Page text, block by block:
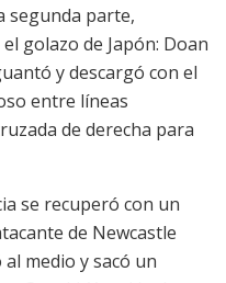
segunda parte,
golazo de Japón: Doan
y descargó con el
entre líneas
de derecha para
se recuperó con un
de Newcastle
medio y sacó un